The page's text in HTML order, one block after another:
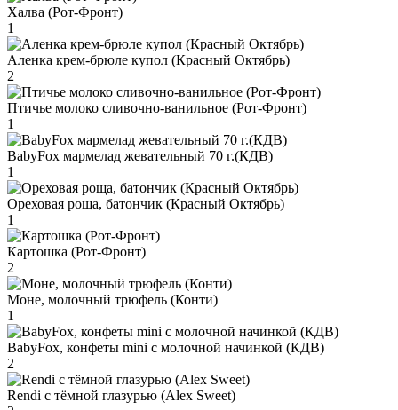
Халва (Рот-Фронт)
1
Аленка крем-брюле купол (Красный Октябрь)
2
Птичье молоко сливочно-ванильное (Рот-Фронт)
1
BabyFox мармелад жевательный 70 г.(КДВ)
1
Ореховая роща, батончик (Красный Октябрь)
1
Картошка (Рот-Фронт)
2
Моне, молочный трюфель (Конти)
1
BabyFox, конфеты mini c молочной начинкой (КДВ)
2
Rendi с тёмной глазурью (Alex Sweet)